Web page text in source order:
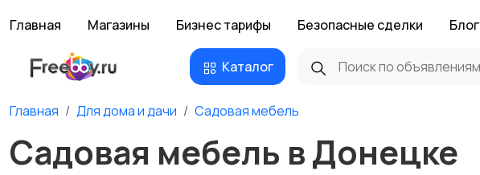
Главная Магазины Бизнес тарифы Безопасные сделки Блог
Каталог
Главная Для дома и дачи Садовая мебель
Садовая мебель в Донецке